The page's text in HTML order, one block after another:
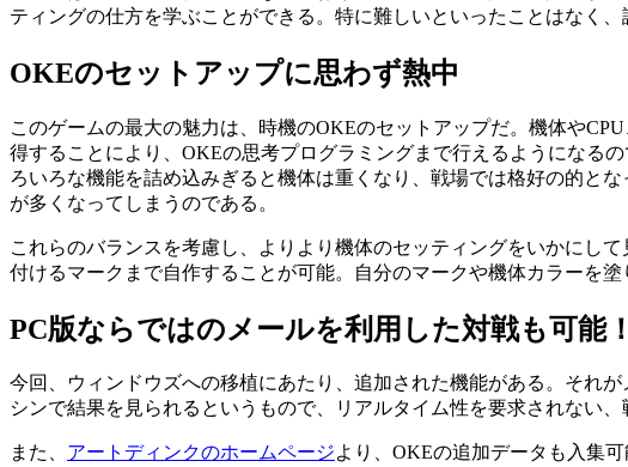
ティングの仕方を学ぶことができる。特に難しいといったことはなく
OKEのセットアップに思わず熱中
このゲームの最大の魅力は、時機のOKEのセットアップだ。機体や
得することにより、OKEの思考プログラミングまで行えるようになる
ろいろな機能を詰め込みぎると機体は重くなり、戦場では格好の的と
が多くなってしまうのである。
これらのバランスを考慮し、よりより機体のセッティングをいかにし
付けるマークまで自作することが可能。自分のマークや機体カラーを
PC版ならではのメールを利用した対戦も可能！
今回、ウィンドウズへの移植にあたり、追加された機能がある。それ
シンで結果を見られるというもので、リアルタイム性を要求されない
また、 アートディンクのホームページより、OKEの追加データも入集